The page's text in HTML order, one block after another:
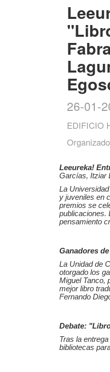
26-01-
EDIFICIO
Leeureka!
Garcías, Itziar
La
y juveniles en
premios se
publicaciones.
pensamiento
Ganadores
La Unidad de
otorgado los
Miguel Tanco,
mejor libro
Fernando
Debate:
Tras la
bibliotecas